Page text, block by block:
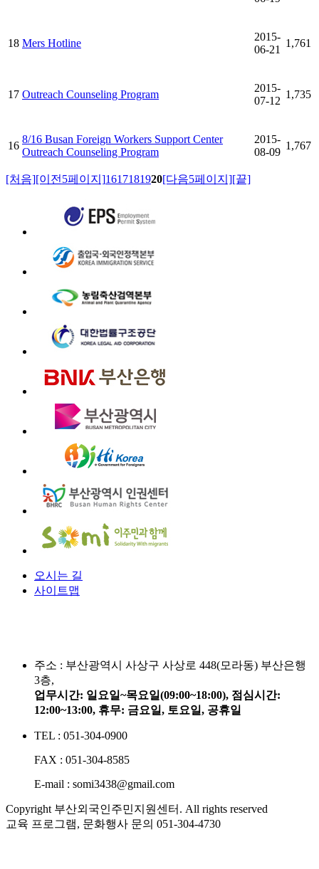
18 Mers Hotline
2015-
06-21
1,761
17 Outreach Counseling Program
2015-
07-12
1,735
16
8/16 Busan Foreign Workers Support Center
Outreach Counseling Program
2015-
08-09
1,767
[처음][이전5페이지]1617181920[다음5페이지][끝]
오시는 길
사이트맵
주소 : 부산광역시 사상구 사상로 448(모라동) 부산은행
3층,
업무시간: 일요일~목요일(09:00~18:00), 점심시간:
12:00~13:00, 휴무: 금요일, 토요일, 공휴일
TEL : 051-304-0900
FAX : 051-304-8585
E-mail : somi3438@gmail.com
Copyright 부산외국인주민지원센터. All rights reserved
교육 프로그램, 문화행사 문의 051-304-4730